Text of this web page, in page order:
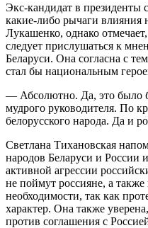
Экс-кандидат в президенты
какие-либо рычаги влияния
Лукашенко, однако
следует прислушаться к
Беларуси. Она согласна с
стал бы национальным
— Абсолютно. Да, это было
мудрого руководителя. По
белорусского народа. Да и
Светлана Тихановская
народов Беларуси и России
активной агрессии
не поймут россияне, а также
необходимости, так как
характер. Она также
против соглашения с